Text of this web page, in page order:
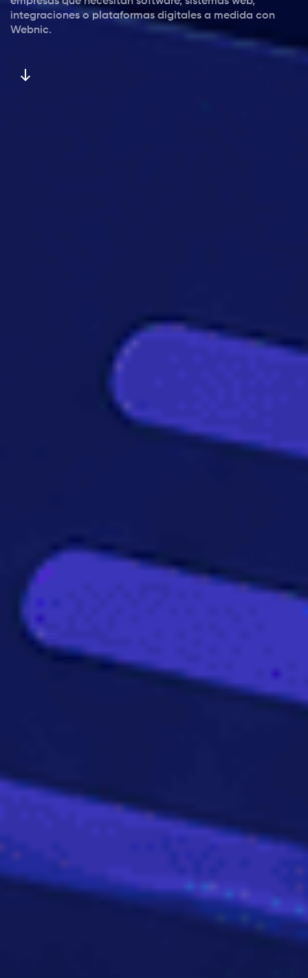
integraciones o plataformas digitales a medida con
Webnic.